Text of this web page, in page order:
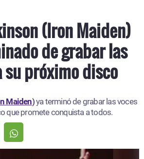
(Iron Maiden)
de grabar las
su próximo disco
Maiden)ya terminó de grabar las voces
que promete conquista a todos.